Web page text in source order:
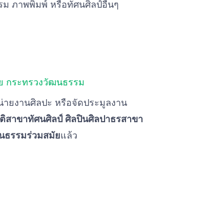
ม ภาพพิมพ์ หรือทัศนศิลป์อื่นๆ
กระทรวงวัฒนธรรม
ยงานศิลปะ หรือจัดประมูลงาน
สาขาทัศนศิลป์ ศิลปินศิลปาธรสาขา
ธรรมร่วมสมัยแล้ว